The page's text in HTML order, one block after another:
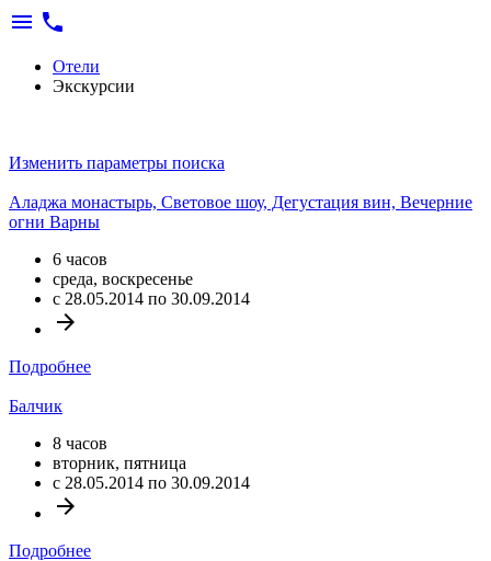
menu phone
Отели
Экскурсии
Изменить параметры поиска
Аладжа монастырь, Световое шоу, Дегустация вин, Вечерние
огни Варны
6 часов
среда, воскресенье
c 28.05.2014 по 30.09.2014
arrow_forward
Подробнее
Балчик
8 часов
вторник, пятница
c 28.05.2014 по 30.09.2014
arrow_forward
Подробнее